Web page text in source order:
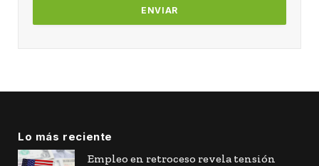
Lo más reciente
Empleo en retroceso revela tensión